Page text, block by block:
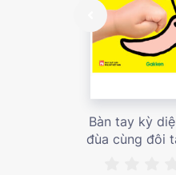
Bàn tay kỳ
đùa cùng đôi